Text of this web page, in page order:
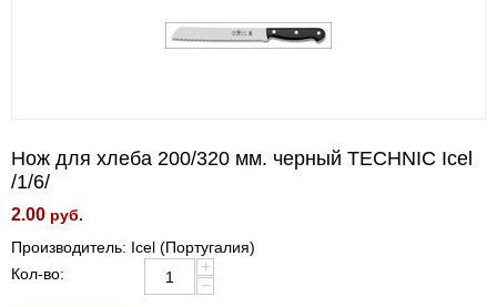
Нож для хлеба 200/320 мм. черный TECHNIC Icel
/1/6/
2.00 руб.
Производитель: Icel (Португалия)
Кол-во:
+
−